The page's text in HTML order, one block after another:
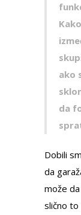
ako
da
Dobili
da
može
slično